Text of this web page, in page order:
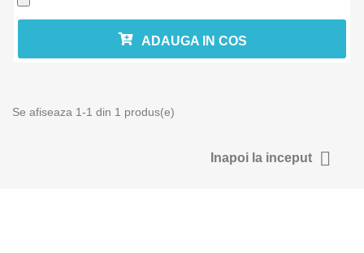
ADAUGA IN COS
Se afiseaza 1-1 din 1 produs(e)
Inapoi la inceput 